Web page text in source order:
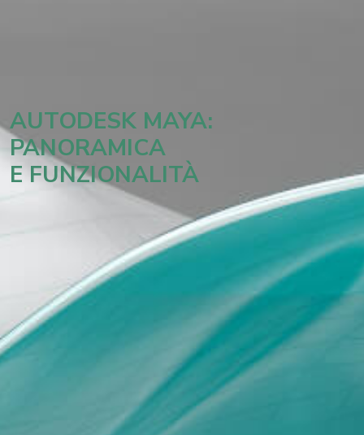
AUTODESK MAYA:
PANORAMICA
E FUNZIONALITÀ